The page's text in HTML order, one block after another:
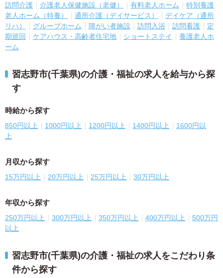
訪問介護 介護老人保健施設（老健） 有料老人ホーム
特別養護
老人ホーム（特養）
通所介護（デイサービス）
デイケア（通所
リハ）
グループホーム 障がい者施設 訪問入浴 訪問看護
定
期巡回
ケアハウス・高齢者住宅地 ショートステイ
養護老人ホ
ーム
習志野市(千葉県)の介護・福祉の求人を給与から探
す
時給から探す
850円以上 1000円以上 1200円以上 1400円以上
1600円以
上
月収から探す
15万円以上 20万円以上 25万円以上 30万円以上
年収から探す
250万円以上 300万円以上 350万円以上 400万円以上
500万円
以上
習志野市(千葉県)の介護・福祉の求人をこだわり条
件から探す